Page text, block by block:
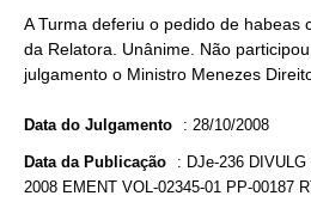
A Turma deferiu o pedido de habeas
da Relatora. Unânime. Não
julgamento o Ministro Menezes
Data do Julgamento : 28/10/2008
Data da Publicação : DJe-236
2008 EMENT VOL-02345-01 PP-00187